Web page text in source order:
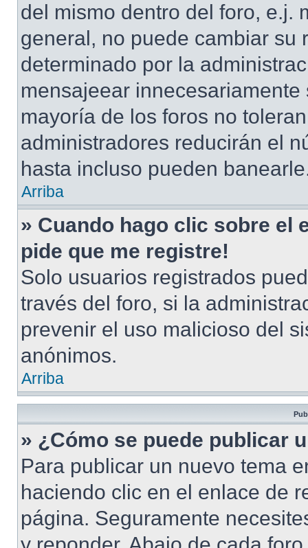
del mismo dentro del foro, e.j.
general, no puede cambiar su
determinado por la
mensajeear
mayoría de los foros no
administradores reducirán el
hasta incluso pueden
Arriba
» Cuando hago clic sobre el
pide que me registre!
Solo usuarios registrados
través del foro, si la
prevenir el uso malicioso del
anónimos.
Arriba
» ¿Cómo se puede publicar
Para publicar un nuevo tema
haciendo clic en el enlace de
página. Seguramente